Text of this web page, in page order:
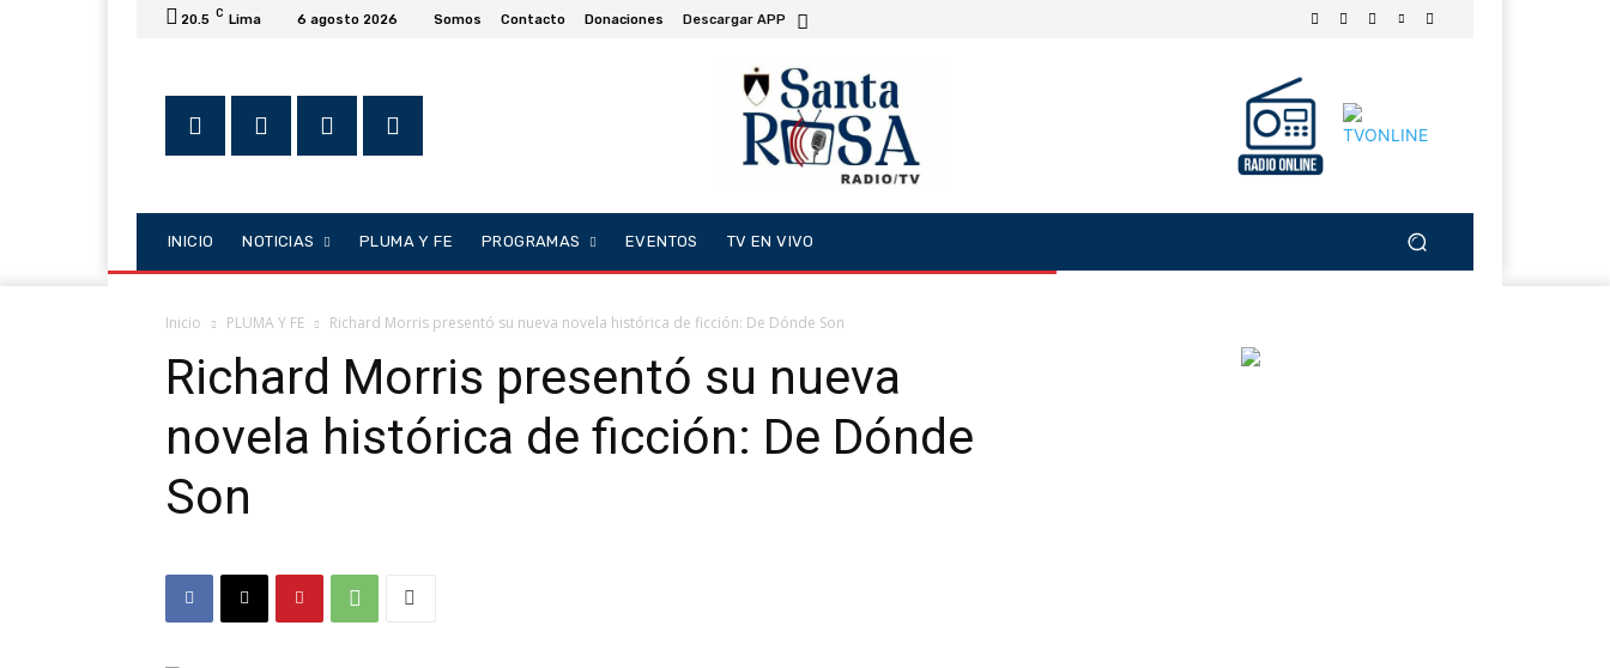
20.5 C Lima 6 agosto 2026 Somos Contacto Donaciones Descargar APP
INICIO NOTICIAS PLUMA Y FE PROGRAMAS EVENTOS TV EN VIVO
Inicio PLUMA Y FE Richard Morris presentó su nueva novela histórica de ficción: De Dónde Son
Richard Morris presentó su nueva
novela histórica de ficción: De Dónde
Son